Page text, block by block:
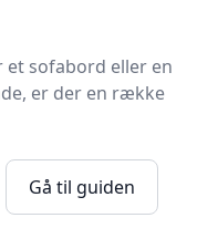
et sofabord eller en
er der en række
Gå til guiden